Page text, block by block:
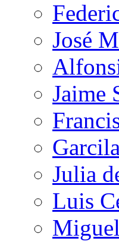
José
Jaime
Julia
Luis